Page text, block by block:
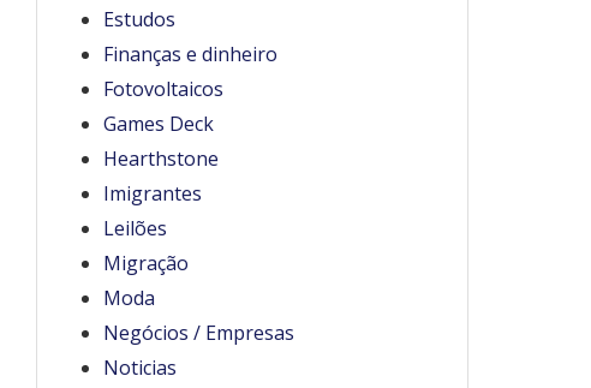
Estudos
Finanças e dinheiro
Fotovoltaicos
Games Deck
Hearthstone
Imigrantes
Leilões
Migração
Moda
Negócios / Empresas
Noticias